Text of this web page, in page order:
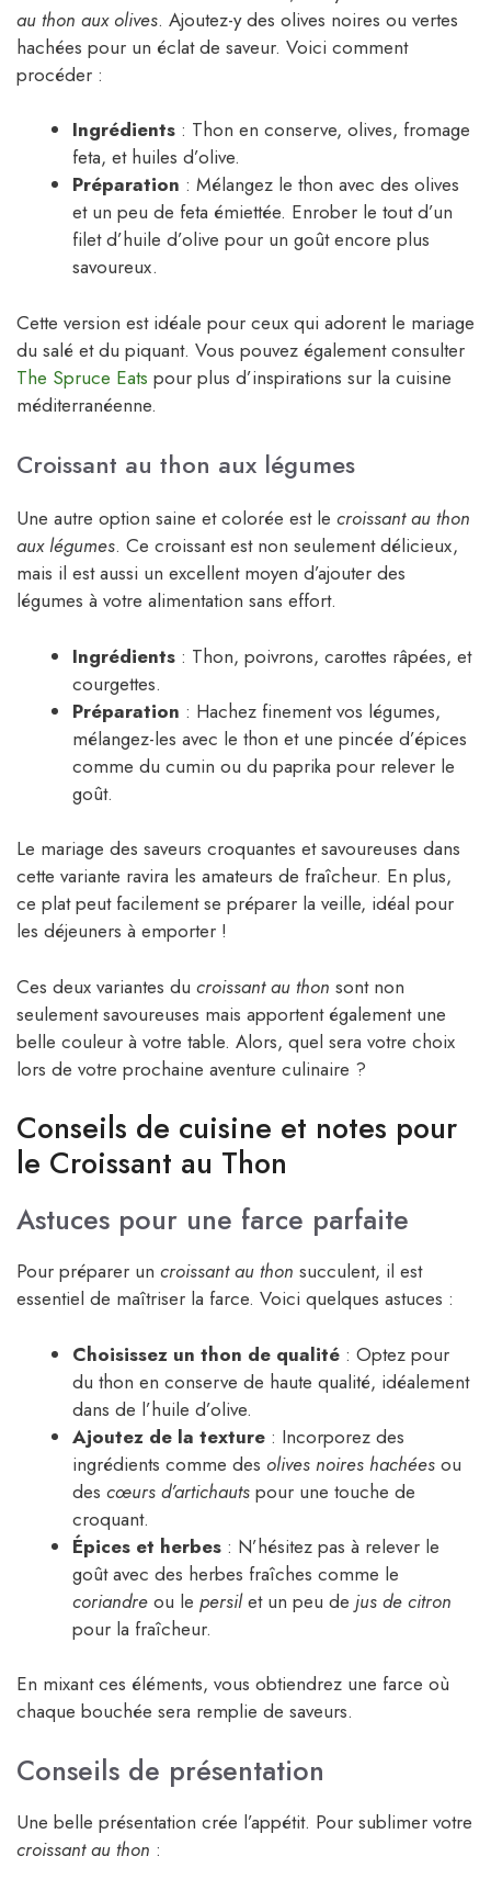
au thon aux olives. Ajoutez-y des olives noires ou vertes
hachées pour un éclat de saveur. Voici comment
procéder :
Ingrédients : Thon en conserve, olives, fromage
feta, et huiles d’olive.
Préparation : Mélangez le thon avec des olives
et un peu de feta émiettée. Enrober le tout d’un
filet d’huile d’olive pour un goût encore plus
savoureux.
Cette version est idéale pour ceux qui adorent le mariage
du salé et du piquant. Vous pouvez également consulter
The Spruce Eats pour plus d’inspirations sur la cuisine
méditerranéenne.
Croissant au thon aux légumes
Une autre option saine et colorée est le croissant au thon
aux légumes. Ce croissant est non seulement délicieux,
mais il est aussi un excellent moyen d’ajouter des
légumes à votre alimentation sans effort.
Ingrédients : Thon, poivrons, carottes râpées, et
courgettes.
Préparation : Hachez finement vos légumes,
mélangez-les avec le thon et une pincée d’épices
comme du cumin ou du paprika pour relever le
goût.
Le mariage des saveurs croquantes et savoureuses dans
cette variante ravira les amateurs de fraîcheur. En plus,
ce plat peut facilement se préparer la veille, idéal pour
les déjeuners à emporter !
Ces deux variantes du croissant au thon sont non
seulement savoureuses mais apportent également une
belle couleur à votre table. Alors, quel sera votre choix
lors de votre prochaine aventure culinaire ?
Conseils de cuisine et notes pour
le Croissant au Thon
Astuces pour une farce parfaite
Pour préparer un croissant au thon succulent, il est
essentiel de maîtriser la farce. Voici quelques astuces :
Choisissez un thon de qualité : Optez pour
du thon en conserve de haute qualité, idéalement
dans de l’huile d’olive.
Ajoutez de la texture : Incorporez des
ingrédients comme des olives noires hachées ou
des cœurs d’artichauts pour une touche de
croquant.
Épices et herbes : N’hésitez pas à relever le
goût avec des herbes fraîches comme le
coriandre ou le persilet un peu de jus de citron
pour la fraîcheur.
En mixant ces éléments, vous obtiendrez une farce où
chaque bouchée sera remplie de saveurs.
Conseils de présentation
Une belle présentation crée l’appétit. Pour sublimer votre
croissant au thon :